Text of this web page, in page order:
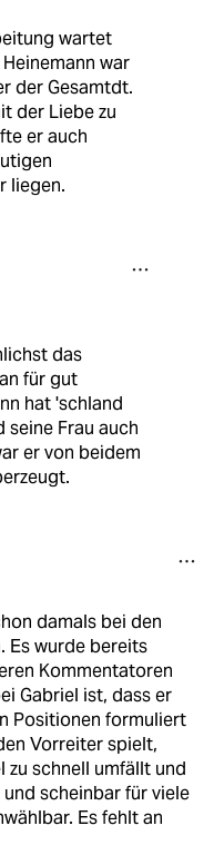
wartet
war
der Gesamtdt.
der Liebe zu
er auch
liegen.
das
für gut
hat 'schland
Frau auch
er von beidem
damals bei den
Es wurde bereits
Kommentatoren
Gabriel ist, dass er
Positionen formuliert
Vorreiter spielt,
zu schnell umfällt und
scheinbar für viele
Es fehlt an